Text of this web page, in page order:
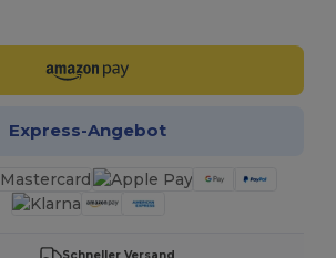
Express-Angebot